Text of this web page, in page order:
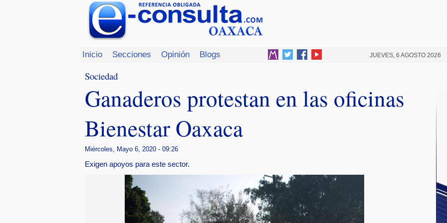
Inicio Secciones Opinión Blogs JUEVES, 6 AGOSTO 2026
Sociedad
Ganaderos protestan en las oficinas
Bienestar Oaxaca
Miércoles, Mayo 6, 2020 - 09:26
Exigen apoyos para este sector.